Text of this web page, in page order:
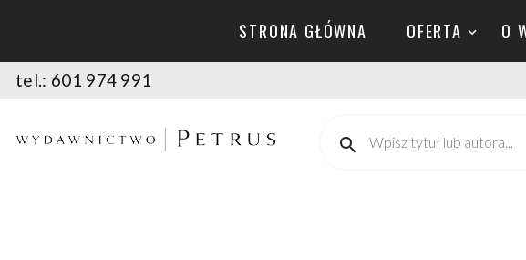
STRONA GŁÓWNA OFERTA O
tel.: 601 974 991